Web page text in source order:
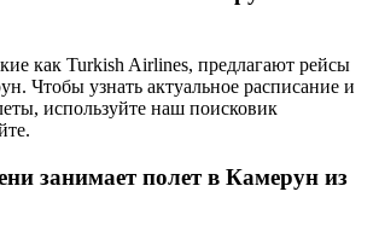
как Turkish Airlines, предлагают рейсы
Чтобы узнать актуальное расписание и
используйте наш поисковик
занимает полет в Камерун из